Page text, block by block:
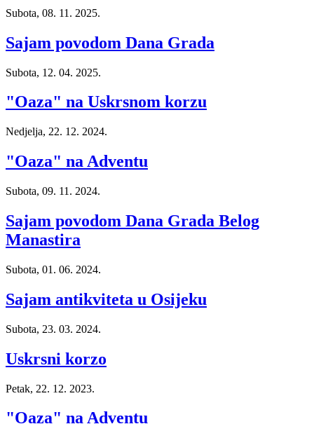
Subota, 08. 11. 2025.
Sajam povodom Dana Grada
Subota, 12. 04. 2025.
"Oaza" na Uskrsnom korzu
Nedjelja, 22. 12. 2024.
"Oaza" na Adventu
Subota, 09. 11. 2024.
Sajam povodom Dana Grada Belog
Manastira
Subota, 01. 06. 2024.
Sajam antikviteta u Osijeku
Subota, 23. 03. 2024.
Uskrsni korzo
Petak, 22. 12. 2023.
"Oaza" na Adventu